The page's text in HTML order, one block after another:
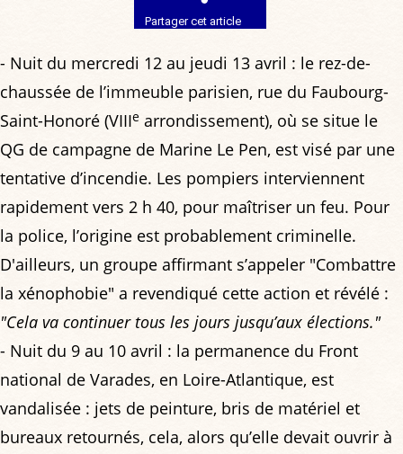
Partager cet article
- Nuit du mercredi 12 au jeudi 13 avril : le rez-de-
chaussée de l’immeuble parisien, rue du Faubourg-
Saint-Honoré (VIIIe arrondissement), où se situe le
QG de campagne de Marine Le Pen, est visé par une
tentative d’incendie. Les pompiers interviennent
rapidement vers 2 h 40, pour maîtriser un feu. Pour
la police, l’origine est probablement criminelle.
D'ailleurs, un groupe affirmant s’appeler "Combattre
la xénophobie" a revendiqué cette action et révélé :
"Cela va continuer tous les jours jusqu’aux élections."
- Nuit du 9 au 10 avril : la permanence du Front
national de Varades, en Loire-Atlantique, est
vandalisée : jets de peinture, bris de matériel et
bureaux retournés, cela, alors qu’elle devait ouvrir à